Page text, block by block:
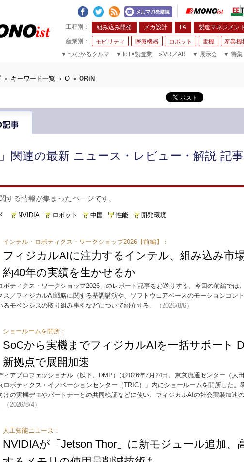
組み込み開発 メカ設計 FA 製造マネジメント
モビリティ 医療機器 ロボット 電機 産業機
▼ つながるクルマ ▼ IoT×製造業 » VR／AR ▼ 展示会 ▼ 特集
> キーワード一覧 > O > ORiN
」関連の最新 ニュース・レビュー・解説 記事
する情報が集まったページです。
NVIDIA ロボット 中国 性能 開発環境
インテル・ロボティクス・ワークショップ2026【前編】：
フィジカルAIに注力するインテル、組み込み市
約40年の実績を生かせるか
ボティクス・ワークショップ2026」のレポート記事をお送りする。今回の前編では
ス／フィジカルAI戦略に関する基調講演や、ソフトウェアベースのモーションコン
るモベンシスの取り組み事例などについて紹介する。
（2026/8/6）
ショールームを開所：
SoCから実機までフィジカルAIを一括サポート
新拠点で展開加速
ィアプロフェッショナル（以下、DMP）は2026年7月24日、東京流通センター（大
ロボティクス・イノベーションセンター（TRIC）」内にショールームを開所した。
けの実機デモやパートナーとの共同検証などに使い、フィジカルAIの社会実装加速
（2026/8/4）
人工知能ニュース：
NVIDIAが「Jetson Thor」に新モジュール追加、